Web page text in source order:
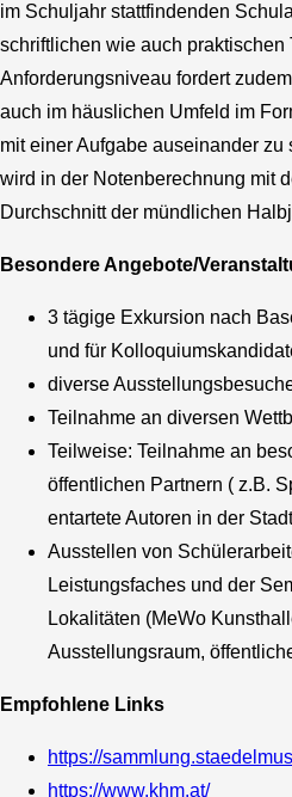
im Schuljahr stattfindenden
schriftlichen wie auch praktischen
Anforderungsniveau fordert
auch im häuslichen Umfeld im
mit einer Aufgabe auseinander
wird in der Notenberechnung mit
Durchschnitt der mündlichen
Besondere Angebote/
3 tägige Exkursion nach
und für
diverse
Teilnahme an diversen
Teilweise: Teilnahme an
öffentlichen Partnern ( z.B.
entartete Autoren in der
Ausstellen von
Leistungsfaches und der
Lokalitäten (MeWo
Ausstellungsraum,
Empfohlene Links
https://
https://www.khm.at/